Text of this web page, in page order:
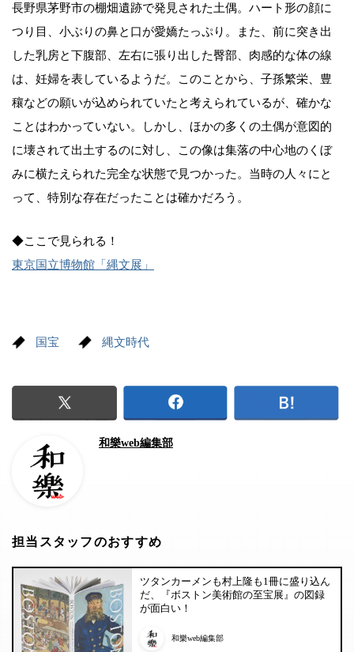
長野県茅野市の棚畑遺跡で発見された土偶。ハート形の顔に
つり目、小ぶりの鼻と口が愛嬌たっぷり。また、前に突き出
した乳房と下腹部、左右に張り出した臀部、肉感的な体の線
は、妊婦を表しているようだ。このことから、子孫繁栄、豊
穰などの願いが込められていたと考えられているが、確かな
ことはわかっていない。しかし、ほかの多くの土偶が意図的
に壊されて出土するのに対し、この像は集落の中心地のくぼ
みに横たえられた完全な状態で見つかった。当時の人々にと
って、特別な存在だったことは確かだろう。
◆ここで見られる！
東京国立博物館「縄文展」
国宝 縄文時代
和樂web編集部
担当スタッフのおすすめ
ツタンカーメンも村上隆も1冊に盛り込ん
だ、『ボストン美術館の至宝展』の図録
が面白い！
和樂web編集部